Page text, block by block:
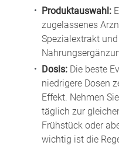
Produktauswahl:
zugelassenes
Spezialextrakt
Dosis: Die beste
niedrigere Dosen
Effekt. Nehmen
täglich zur
Frühstück oder
wichtig ist die